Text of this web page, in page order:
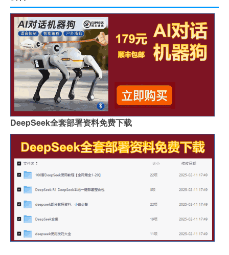
DeepSeek全套部署资料免费下载